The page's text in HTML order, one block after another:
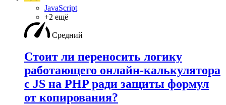
JavaScript
+2 ещё
Средний
Стоит ли переносить логику
работающего онлайн-калькулятора
с JS на PHP ради защиты формул
от копирования?